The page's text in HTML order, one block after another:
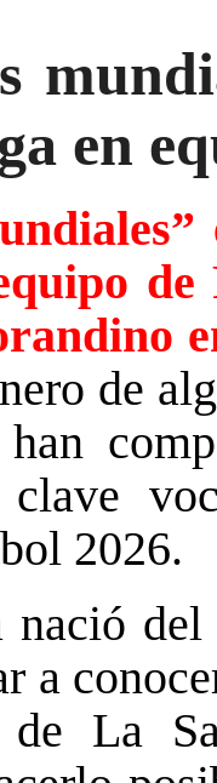
en
de
clave
2026.
nació
a
de La